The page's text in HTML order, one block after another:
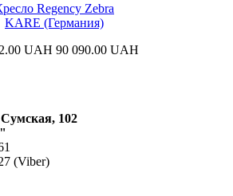
Regency Zebra
KARE (Германия)
UAH 90 090.00 UAH
102
(Viber)